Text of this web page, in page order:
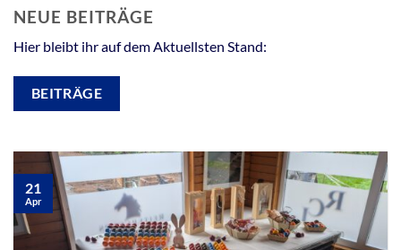
NEUE BEITRÄGE
Hier bleibt ihr auf dem Aktuellsten Stand:
BEITRÄGE
21
Apr